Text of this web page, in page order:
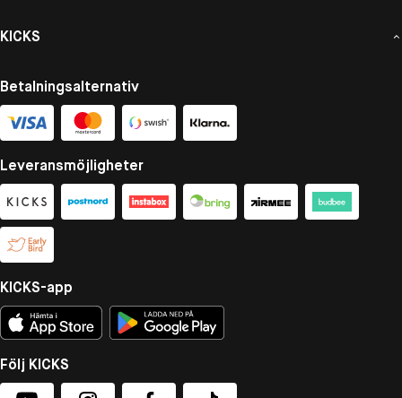
KICKS
Betalningsalternativ
Leveransmöjligheter
KICKS-app
Följ KICKS